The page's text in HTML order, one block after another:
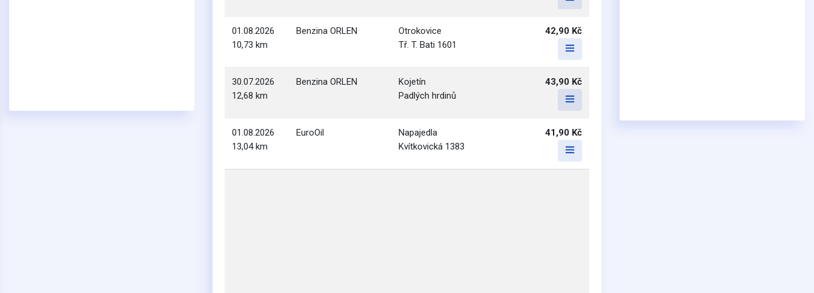
01.08.2026
10,73 km
Benzina ORLEN
Otrokovice
Tř. T. Bati 1601
42,90 Kč
30.07.2026
12,68 km
Benzina ORLEN
Kojetín
Padlých hrdinů
43,90 Kč
01.08.2026
13,04 km
EuroOil
Napajedla
Kvítkovická 1383
41,90 Kč